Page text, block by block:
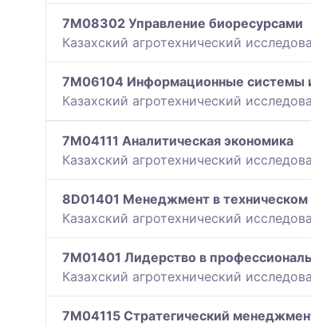
7M08302 Управление биоресурсами
Казахский агротехнический
7M06104 Информационные системы
Казахский агротехнический
7M04111 Аналитическая экономика
Казахский агротехнический
8D01401 Менеджмент в
Казахский агротехнический
7M01401 Лидерство в
Казахский агротехнический
7M04115 Стратегический